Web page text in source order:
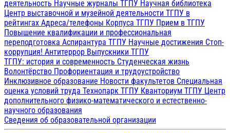
деятельность Научные журналы ТГПУ Научная библиотека
Центр выставочной и музейной деятельности ТГПУ в
рейтингах Адреса/телефоны Корпуса ТГПУ Прием в ТГПУ
Повышение квалификации и профессиональная
переподготовка Аспирантура ТГПУ Научные достижения Стоп-
коррупция! Антитеррор Выпускники ТГПУ
ТГПУ: история и современность Студенческая жизнь
Волонтёрство Профориентация и трудоустройство
Инклюзивное образование Новости факультетов Специальная
оценка условий труда Технопарк ТГПУ Кванториум ТГПУ Центр
дополнительного физико-математического и естественно-
научного образования
Сведения об образовательной организации